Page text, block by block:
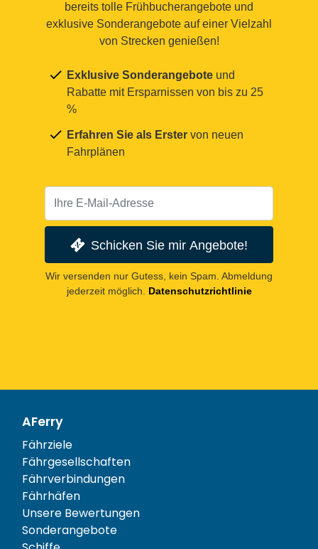
bereits tolle Frühbucherangebote und
exklusive Sonderangebote auf einer Vielzahl
von Strecken genießen!
Exklusive Sonderangebote und
Rabatte mit Ersparnissen von bis zu 25
%
Erfahren Sie als Erster von neuen
Fahrplänen
Schicken Sie mir Angebote!
Wir versenden nur Gutess, kein Spam. Abmeldung
jederzeit möglich.
Datenschutzrichtlinie
AFerry
Fährziele
Fährgesellschaften
Fährverbindungen
Fährhäfen
Unsere Bewertungen
Sonderangebote